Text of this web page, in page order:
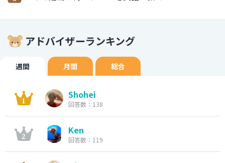
アドバイザーランキング
週間 月間 総合
Shohei
回答数：138
Ken
回答数：119